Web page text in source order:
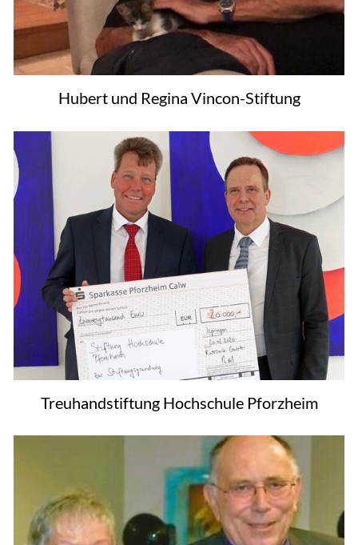
Hubert und Regina Vincon-Stiftung
Treuhandstiftung Hochschule Pforzheim